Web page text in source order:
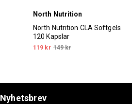
North Nutrition
North Nutrition CLA Softgels
120 Kapslar
119 kr 149 kr
Nyhetsbrev